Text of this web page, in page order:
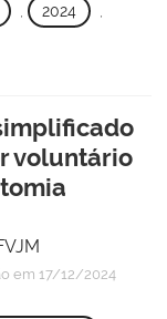
2024
voluntário
em 17/12/2024